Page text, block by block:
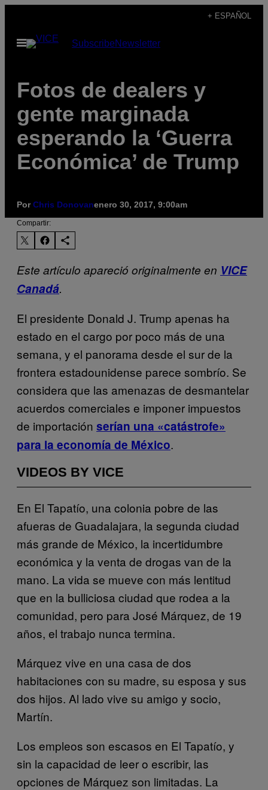
contenido
+ ESPAÑOL
Abrir
Menú
SubscribeNewsletter
Fotos de dealers y
gente marginada
esperando la ‘Guerra
Económica’ de Trump
PorChris Donovanenero 30, 2017, 9:00am
Compartir:
Este artículo apareció originalmente en VICE
Canadá.
El presidente Donald J. Trump apenas ha
estado en el cargo por poco más de una
semana, y el panorama desde el sur de la
frontera estadounidense parece sombrío. Se
considera que las amenazas de desmantelar
acuerdos comerciales e imponer impuestos
de importación serían una «catástrofe»
para la economía de México.
VIDEOS BY VICE
En El Tapatío, una colonia pobre de las
afueras de Guadalajara, la segunda ciudad
más grande de México, la incertidumbre
económica y la venta de drogas van de la
mano. La vida se mueve con más lentitud
que en la bulliciosa ciudad que rodea a la
comunidad, pero para José Márquez, de 19
años, el trabajo nunca termina.
Márquez vive en una casa de dos
habitaciones con su madre, su esposa y sus
dos hijos. Al lado vive su amigo y socio,
Martín.
Los empleos son escasos en El Tapatío, y
sin la capacidad de leer o escribir, las
opciones de Márquez son limitadas. La